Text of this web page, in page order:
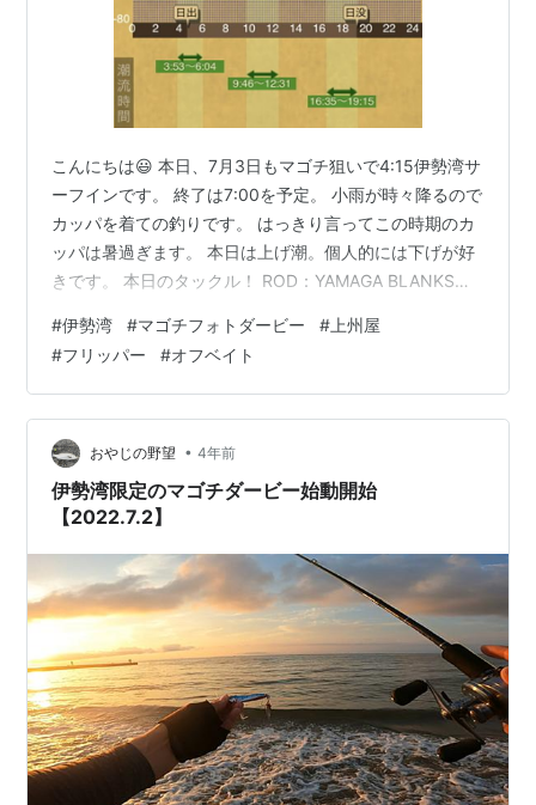
こんにちは😃 本日、7月3日もマゴチ狙いで4:15伊勢湾サ
ーフインです。 終了は7:00を予定。 小雨が時々降るので
カッパを着ての釣りです。 はっきり言ってこの時期のカ
ッパは暑過ぎます。 本日は上げ潮。個人的には下げが好
きです。 本日のタックル！ ROD：YAMAGA BLANKS
オフベイトから開始します。 海藻が多くて海底を探るの
が厳しいです。 5時ごろ右隣の方がヒットさせましたが
バラしです。 更にその横の方もヒットです。これは無事
にマゴチをランディング。 そろそろ私にもと思いながら
ルアーをフリッパーに交換。…
#伊勢湾 #マゴチフォトダービー # 上州屋
#フリッパー #オフベイト
おやじの野望 • 4年前
伊勢湾限定のマゴチダービー始動開始
【2022.7.2】